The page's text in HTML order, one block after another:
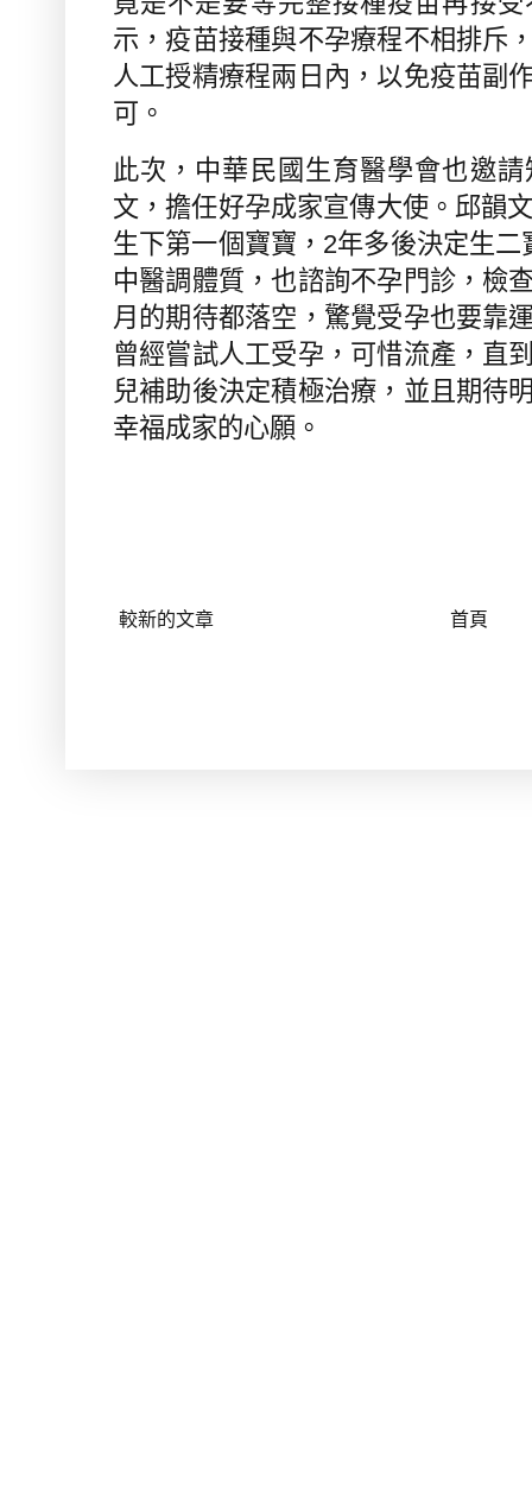
示，疫苗接種與不孕療程不相排斥
人工授精療程兩日內，以免疫苗副
可。
此次，中華民國生育醫學會也邀
文，擔任好孕成家宣傳大使。邱韻
生下第一個寶寶， 2年多後決定生二
中醫調體質，也諮詢不孕門診，檢
月的期待都落空，驚覺受孕也要靠
曾經嘗試人工受孕，可惜流產，直
兒補助後決定積極治療，並且期待
幸福成家的心願。
較新的文章 首頁